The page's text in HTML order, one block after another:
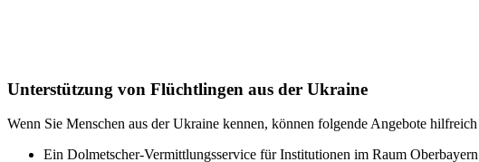
Unterstützung von Flüchtlingen aus der Ukraine
Wenn Sie Menschen aus der Ukraine kennen, können folgende Angebote hilfreich
Ein Dolmetscher-Vermittlungsservice für Institutionen im Raum Oberbayern